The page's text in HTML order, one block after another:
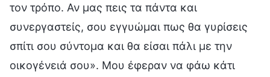
τον τρόπο. Αν μας πεις τα πάντα και
συνεργαστείς, σου εγγυώμαι πως θα γυρίσεις
σπίτι σου σύντομα και θα είσαι πάλι με την
οικογένειά σου». Μου έφεραν να φάω κάτι